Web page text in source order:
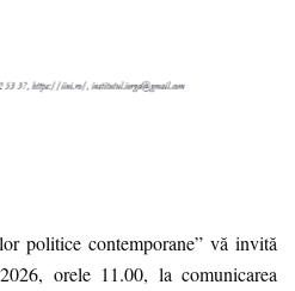
politice contemporane” vă invită
orele 11.00, la comunicarea